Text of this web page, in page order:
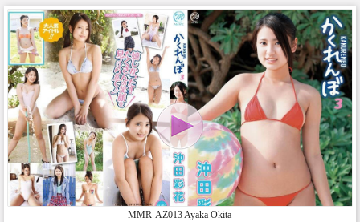
MMR-AZ013 Ayaka Okita